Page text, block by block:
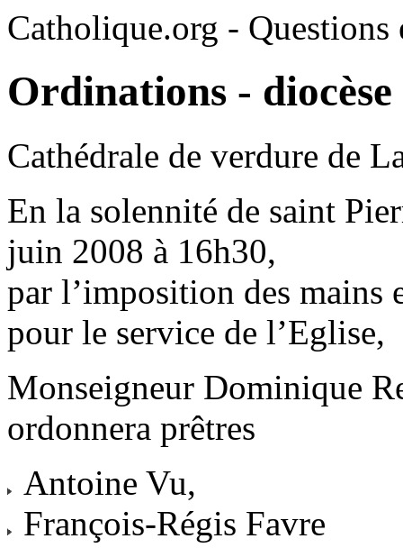
Catholique.org - Questions
Ordinations -
Cathédrale de verdure de
En la solennité de saint
juin 2008 à 16h30,
par l’imposition des mains
pour le service de l’Eglise,
Monseigneur Dominique
ordonnera prêtres
Antoine Vu,
François-Régis Favre